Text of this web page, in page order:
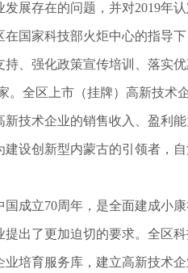
展存在的问题，并对2019年
国家科技部火炬中心的指导
、强化政策宣传培训、落实
。全区上市（挂牌）高新技术
新技术企业的销售收入、盈利
建设创新型内蒙古的引领者，
成立70周年，是全面建成小
提出了更加迫切的要求。全区
业培育服务库，建立高新技术